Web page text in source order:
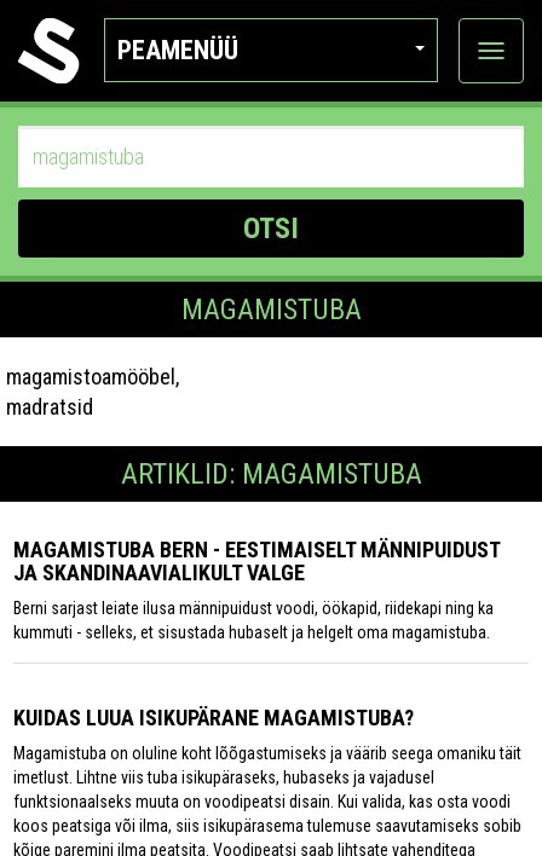
PEAMENÜÜ
Ava
OTSI
MAGAMISTUBA
magamistoamööbel,
madratsid
ARTIKLID: MAGAMISTUBA
MAGAMISTUBA BERN - EESTIMAISELT MÄNNIPUIDUST
JA SKANDINAAVIALIKULT VALGE
Berni sarjast leiate ilusa männipuidust voodi, öökapid, riidekapi ning ka
kummuti - selleks, et sisustada hubaselt ja helgelt oma magamistuba.
KUIDAS LUUA ISIKUPÄRANE MAGAMISTUBA?
Magamistuba on oluline koht lõõgastumiseks ja väärib seega omaniku täit
imetlust. Lihtne viis tuba isikupäraseks, hubaseks ja vajadusel
funktsionaalseks muuta on voodipeatsi disain. Kui valida, kas osta voodi
koos peatsiga või ilma, siis isikupärasema tulemuse saavutamiseks sobib
kõige paremini ilma peatsita. Voodipeatsi saab lihtsate vahenditega